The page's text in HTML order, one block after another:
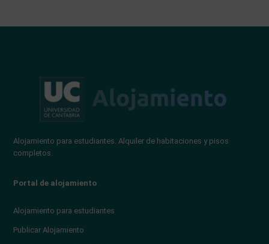
Alojamiento para estudiantes. Alquiler de habitaciones y pisos
completos.
Portal de alojamiento
Alojamiento para estudiantes
Publicar Alojamiento